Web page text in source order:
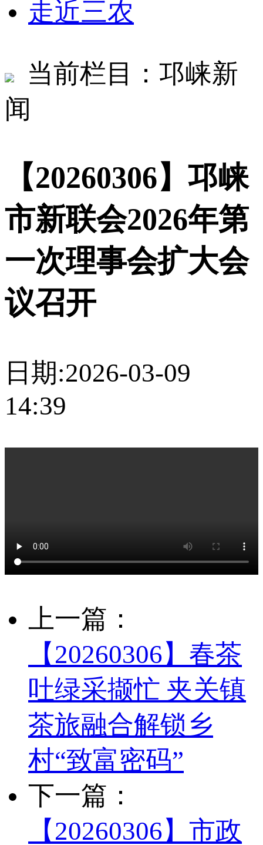
走近三农
当前栏目：邛崃新
闻
【20260306】邛崃
市新联会2026年第
一次理事会扩大会
议召开
日期:2026-03-09
14:39
上一篇：
【20260306】春茶
吐绿采撷忙 夹关镇
茶旅融合解锁乡
村“致富密码”
下一篇：
【20260306】市政